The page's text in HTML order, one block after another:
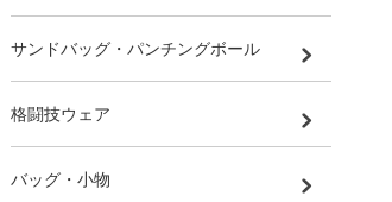
サンドバッグ・パンチングボール
格闘技ウェア
バッグ・小物